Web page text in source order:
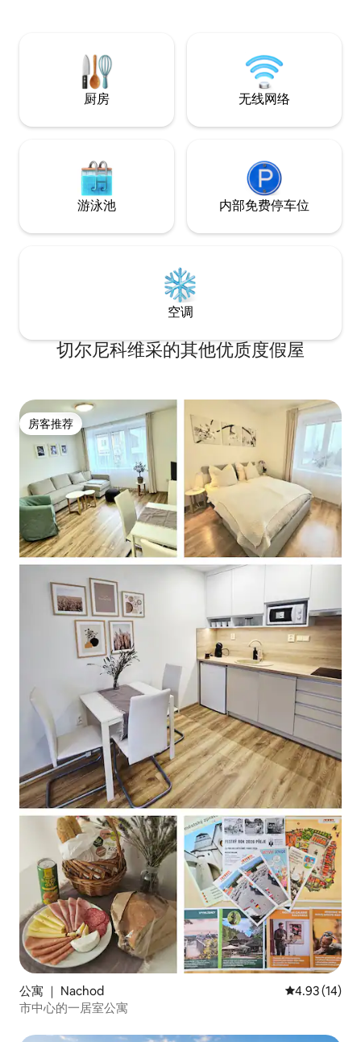
horách 20公里。
厨房 无线网络
游泳池 内部免费停车位
空调
切尔尼科维采的其他优质度假屋
房客推荐
房客推荐
公寓 ｜ Nachod 平均评分
4.93 (14)
市中心的一居室公寓